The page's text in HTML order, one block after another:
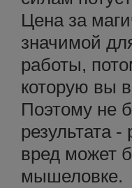
Цена за
значимой
работы,
которую вы
Поэтому не
результата -
вред может
мышеловке.